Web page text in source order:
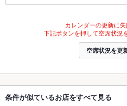
カレンダーの更新に失
下記ボタンを押して空席状況
空席状況を更
条件が似ているお店をすべて見る